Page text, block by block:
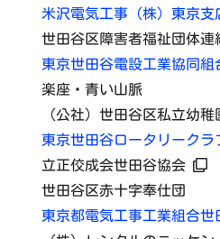
米沢電気工事（株）東京支
世田谷区障害者福祉団体連
東京世田谷電設工業協同組
楽座・青い山脈
（公社）世田谷区私立幼稚
東京世田谷ロータリークラ
立正佼成会世田谷協会
世田谷区赤十字奉仕団
東京都電気工事工業組合世